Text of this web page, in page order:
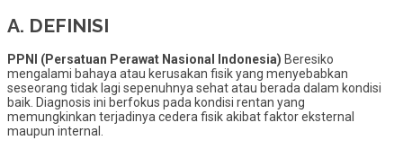
A. DEFINISI
PPNI (Persatuan Perawat Nasional Indonesia) Beresiko
mengalami bahaya atau kerusakan fisik yang menyebabkan
seseorang tidak lagi sepenuhnya sehat atau berada dalam kondisi
baik. Diagnosis ini berfokus pada kondisi rentan yang
memungkinkan terjadinya cedera fisik akibat faktor eksternal
maupun internal.